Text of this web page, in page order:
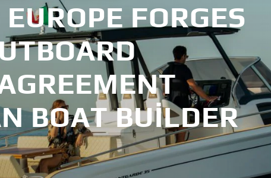
FORGES
BOAT BUILDER